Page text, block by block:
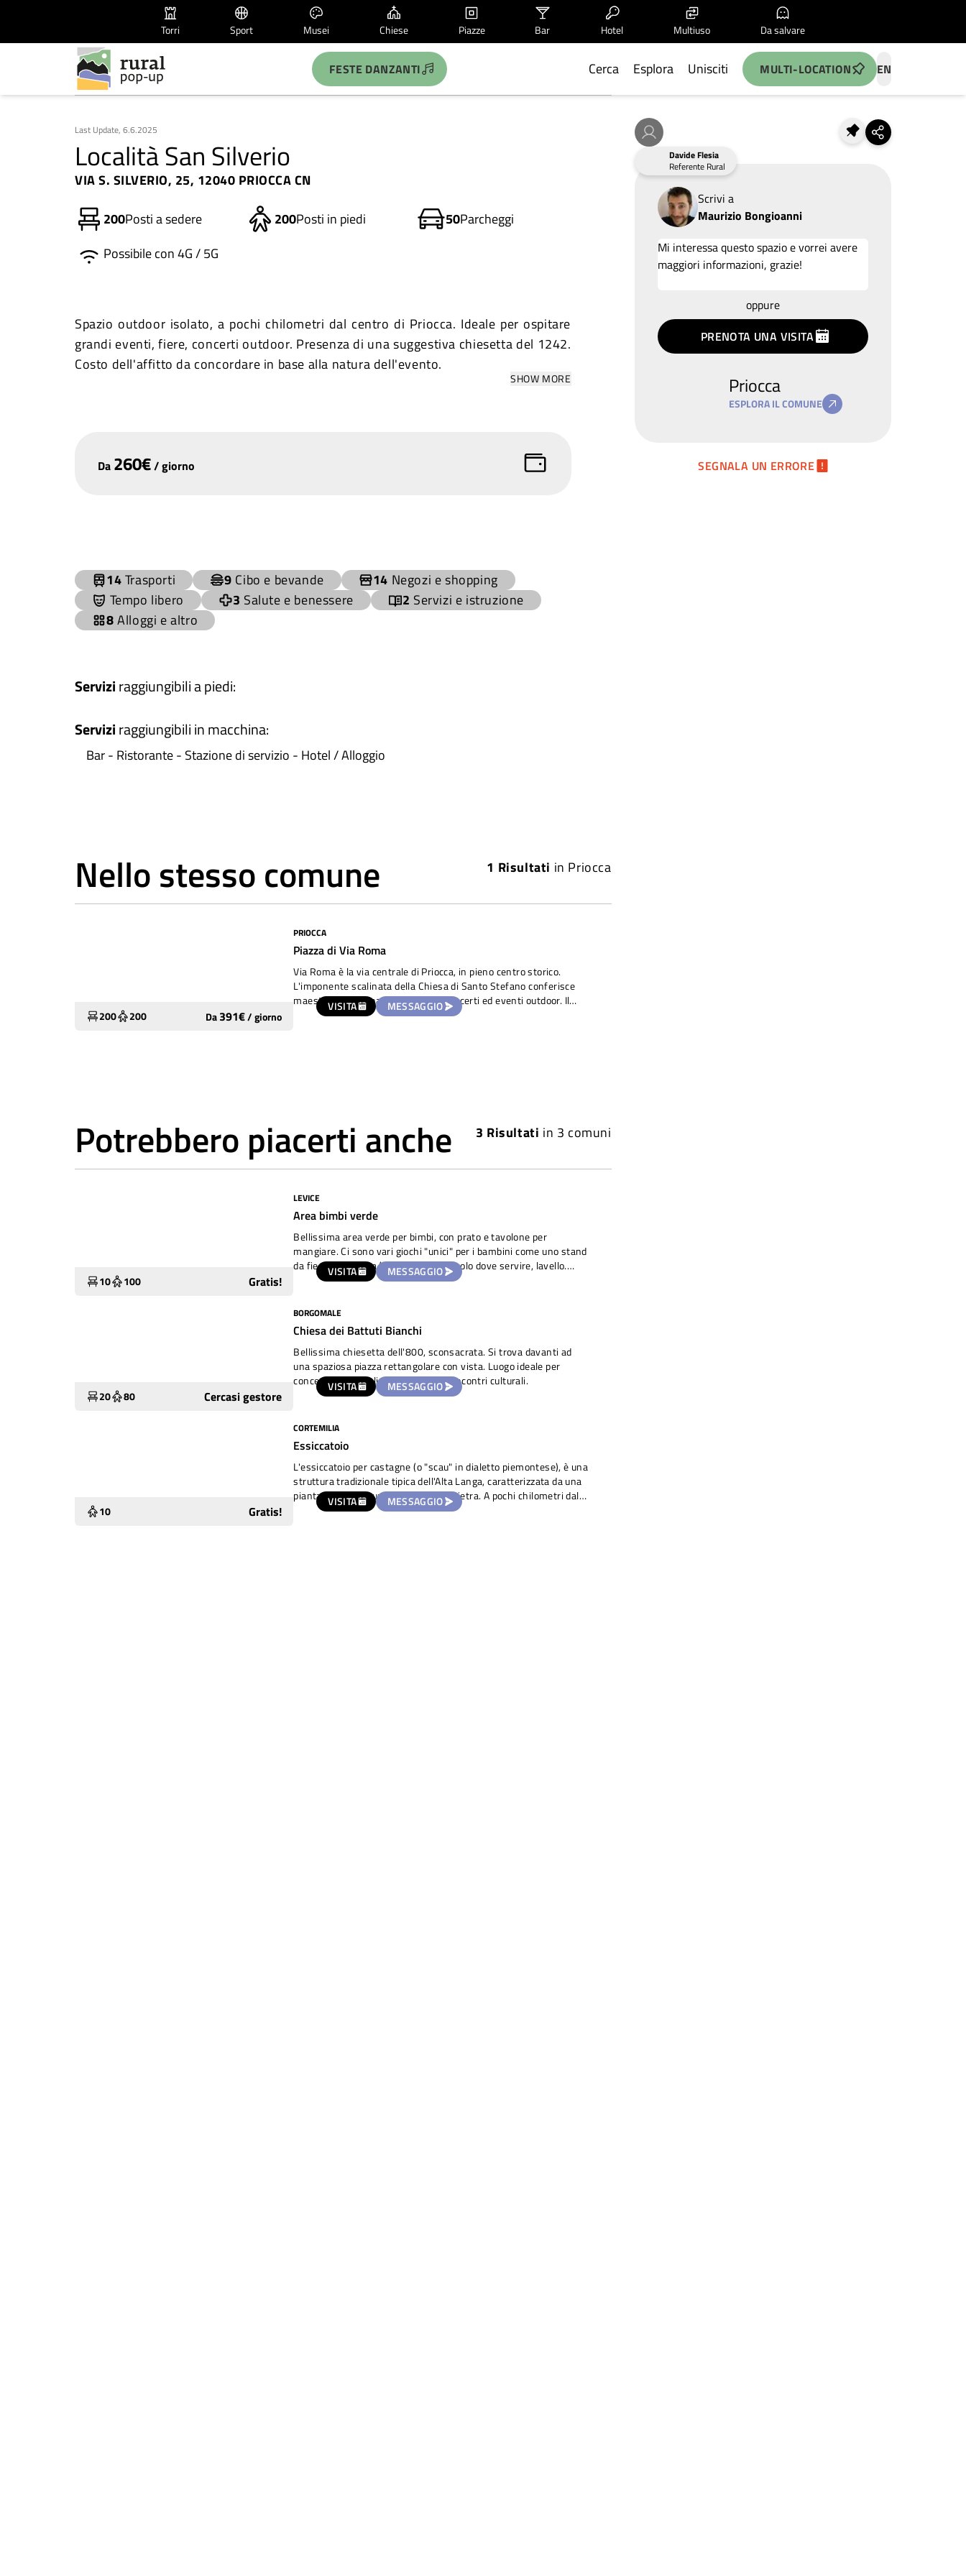
Torri Sport Musei Chiese Piazze Bar Hotel Multiuso Da salvare
FESTE DANZANTI Cerca Esplora Unisciti MULTI-LOCATION EN
Last Update, 6.6.2025
Località San Silverio
VIA S. SILVERIO, 25, 12040 PRIOCCA CN
200Posti a sedere 200Posti in piedi 50Parcheggi
Possibile con 4G / 5G
Spazio outdoor isolato, a pochi chilometri dal centro di Priocca. Ideale per ospitare
grandi eventi, fiere, concerti outdoor. Presenza di una suggestiva chiesetta del 1242.
Costo dell'affitto da concordare in base alla natura dell'evento.
SHOW MORE
Da 260€/giorno
− 14Trasporti 9 Cibo e bevande 14 Negozi e shopping
Tempo libero
3 Salute e benessere 2 Servizi e istruzione
8Alloggi e altro
Serviziraggiungibili a piedi:
Serviziraggiungibili in macchina:
Bar - Ristorante - Stazione di servizio - Hotel / Alloggio
Nello stesso comune 1 Risultati in Priocca
VISITA MESSAGGIO
200 200 Da391€/giorno
PRIOCCA
Piazza di Via Roma
Via Roma è la via centrale di Priocca, in pieno centro storico.
L'imponente scalinata della Chiesa di Santo Stefano conferisce
maestosità allo spazio. Ideale per concerti ed eventi outdoor. Il
costo dell'affitto sarà valutato in base al tipo di evento.
Potrebbero piacerti anche 3 Risultati in 3 comuni
VISITA MESSAGGIO
10 100 Gratis!
LEVICE
Area bimbi verde
Bellissima area verde per bimbi, con prato e tavolone per
mangiare. Ci sono vari giochi "unici" per i bambini come uno stand
da fiera con cucina (pentolini vari, tavolo dove servire, lavello.
Stand del mercato con le scatole della frutta), scivolo, pertica,
VISITA MESSAGGIO
20 80 Cercasi gestore
BORGOMALE
Chiesa dei Battuti Bianchi
Bellissima chiesetta dell'800, sconsacrata. Si trova davanti ad
una spaziosa piazza rettangolare con vista. Luogo ideale per
concerti, spettacoli teatrali, letture, incontri culturali.
VISITA MESSAGGIO
10 Gratis!
CORTEMILIA
Essiccatoio
L'essiccatoio per castagne (o "scau" in dialetto piemontese), è una
struttura tradizionale tipica dell'Alta Langa, caratterizzata da una
pianta circolare e un tetto conico in pietra. A pochi chilometri dal
centro di Cortemilia (ma raggiungibile anche a piedi con bella
Davide Flesia
Referente Rural
Scrivi a
Maurizio Bongioanni
Allega un'idea
oppure
PRENOTA UNA VISITA
Priocca
ESPLORA IL COMUNE
SEGNALA UN ERRORE